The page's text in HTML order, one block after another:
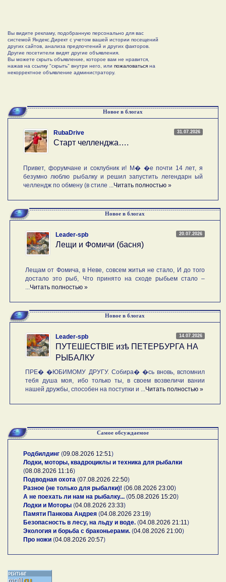
Вы видите рекламу, подобранную персонально для вас
системой Яндекс.Директ с учетом вашей истории посещений
других сайтов, анализа предпочтений и других факторов.
Другие посетители видят другие объявления.
Вы можете скрыть объявление, которое вам не нравится,
нажав на ссылку "скрыть" внутри него, или пожаловаться на
некорректное объявление администратору.
Новое в блогах
31.07.2026
RubaDrive
Старт челленджа….
Привет, форумчане и соклубник и! М� �е почти 14 лет, я
безумно люблю рыбалку и решил запустить легендарн ый
челлендж по обмену (в стиле ... Читать полностью »
Новое в блогах
20.07.2026
Leader-spb
Лещи и Фомичи (басня)
Лещам от Фомича, в Неве, совсем житья не стало, И до того
достало это рыб, Что принято на сходе рыбьем стало –
Читать полностью »
Новое в блогах
14.07.2026
Leader-spb
ПУТЕШЕСТВIE изѣ ПЕТЕРБУРГА НА
РЫБАЛКУ
ПРЕ� �ЮБИМОМУ ДРУГУ. Собира� �сь вновь, вспомнил
тебя душа моя, ибо только ты, в своем возвеличи вании
нашей дружбы, способен на поступки и ... Читать полностью »
Самое обсуждаемое
Родбилдинг (09.08.2026 12:51 )
Лодки, моторы, квадроциклы и техника для рыбалки
(08.08.2026 11:16)
Подводная охота (07.08.2026 22:50)
Разное (не только для рыбалки)! (06.08.2026 23:00)
А не поехать ли нам на рыбалку... (05.08.2026 15:20)
Лодки и Моторы (04.08.2026 23:33)
Памяти Панкова Андрея (04.08.2026 23:19)
Безопасность в лесу, на льду и воде. (04.08.2026 21:11 )
Экология и борьба с браконьерами. (04.08.2026 21:00)
Про ножи (04.08.2026 20:57)